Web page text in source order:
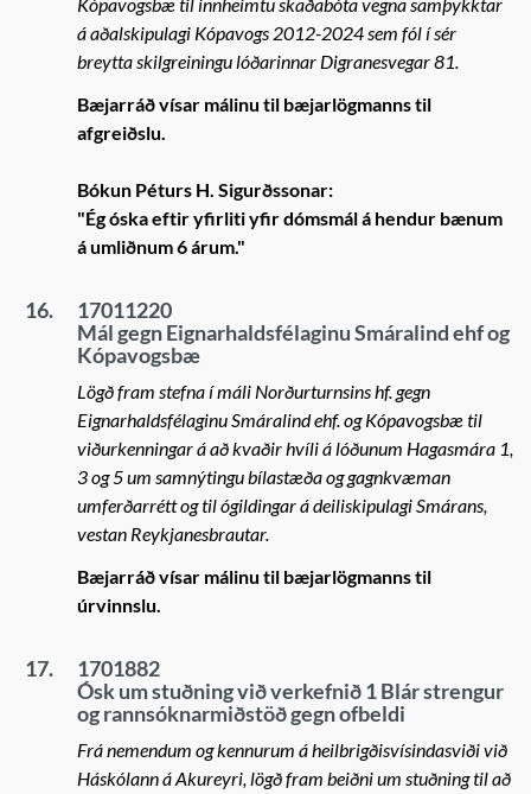
á aðalskipulagi Kópavogs 2012-2024 sem fól í sér
breytta skilgreiningu lóðarinnar Digranesvegar 81.
Bæjarráð vísar málinu til bæjarlögmanns til
afgreiðslu.
Bókun Péturs H. Sigurðssonar:
"Ég óska eftir yfirliti yfir dómsmál á hendur bænum
á umliðnum 6 árum."
16.
17011220
Mál gegn Eignarhaldsfélaginu Smáralind ehf og
Kópavogsbæ
Lögð fram stefna í máli Norðurturnsins hf. gegn
Eignarhaldsfélaginu Smáralind ehf. og Kópavogsbæ til
viðurkenningar á að kvaðir hvíli á lóðunum Hagasmára 1,
3 og 5 um samnýtingu bílastæða og gagnkvæman
umferðarrétt og til ógildingar á deiliskipulagi Smárans,
vestan Reykjanesbrautar.
Bæjarráð vísar málinu til bæjarlögmanns til
úrvinnslu.
17.
1701882
Ósk um stuðning við verkefnið 1 Blár strengur
og rannsóknarmiðstöð gegn ofbeldi
Frá nemendum og kennurum á heilbrigðisvísindasviði við
Háskólann á Akureyri, lögð fram beiðni um stuðning til að